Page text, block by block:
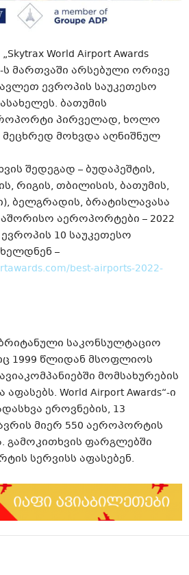
World Airport Awards
ს მართვაში არსებული ორივე
ევროპის საუკეთესო
ბათუმის
პირველად, ხოლო
მოხვდა აღნიშნულ
შედეგად – ბუდაპეშტის,
რიგის, თბილისის, ბათუმის,
ბელგრადის, ბრატისლავასა
აეროპორტები – 2022
10 საუკეთესო
–
best-airports-2022-
ბრიტანული საკონსულტაციო
1999 წლიდან მსოფლიოს
მომსახურების
World Airport Awards“-ი
ეროვნების, 13
მიერ 550 აეროპორტის
გამოკითხვის ფარგლებში
სერვისს აფასებენ.